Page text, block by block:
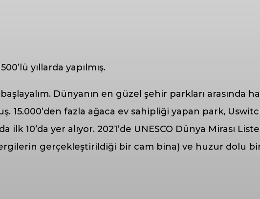
yıllarda yapılmış.
Dünyanın en güzel şehir parkları arasında
fazla ağaca ev sahipliği yapan park,
ilk 10’da yer alıyor. 2021’de UNESCO Dünya Mirası
gerçekleştirildiği bir cam bina) ve huzur dolu